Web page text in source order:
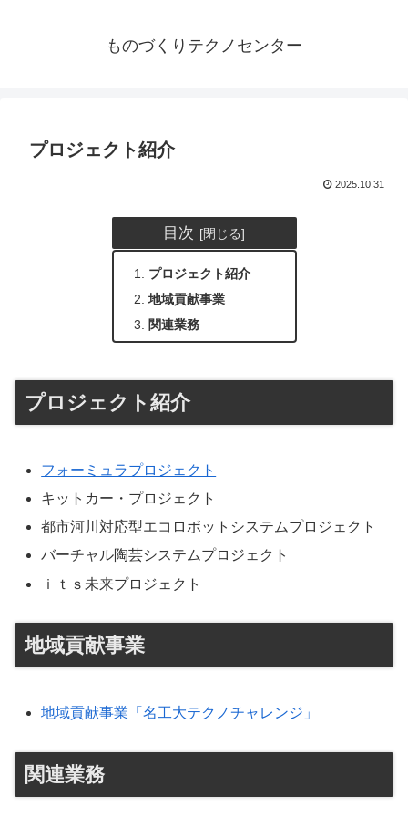
ものづくりテクノセンター
プロジェクト紹介
2025.10.31
目次
プロジェクト紹介
地域貢献事業
関連業務
プロジェクト紹介
フォーミュラプロジェクト
キットカー・プロジェクト
都市河川対応型エコロボットシステムプロジェクト
バーチャル陶芸システムプロジェクト
ｉｔｓ未来プロジェクト
地域貢献事業
地域貢献事業「名工大テクノチャレンジ」
関連業務